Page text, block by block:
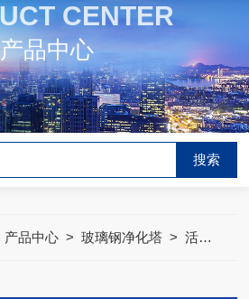
CENTER
产品中心
产品中心 >玻璃钢净化塔 >活性碳处理塔